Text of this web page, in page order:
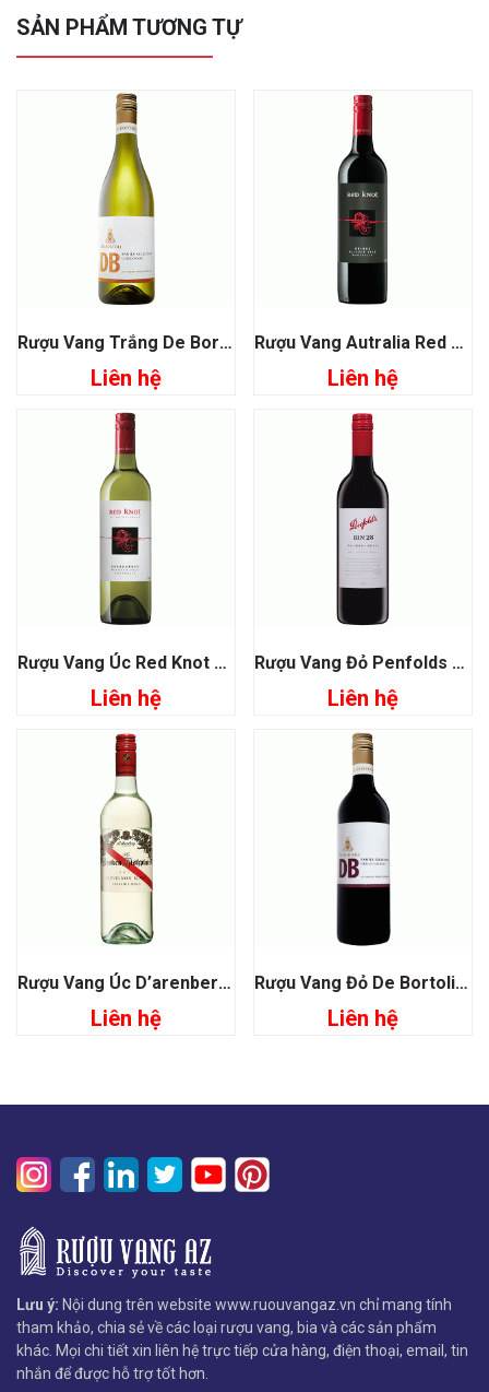
SẢN PHẨM TƯƠNG TỰ
Rượu Vang Trắng De Bortoli DB Family Selection Chardonnay
Liên hệ
Rượu Vang Autralia Red Knot Shiraz
Liên hệ
Rượu Vang Úc Red Knot Chardonnay
Liên hệ
Rượu Vang Đỏ Penfolds Bin 28 Kalimna Shiraz
Liên hệ
Rượu Vang Úc D’arenberg The Broken Fishplate Sauvignon Blanc
Liên hệ
Rượu Vang Đỏ De Bortoli Family Selection Shiraz Cabernet
Liên hệ
Lưu ý: Nội dung trên website www.ruouvangaz.vn chỉ mang tính
tham khảo, chia sẻ về các loại rượu vang, bia và các sản phẩm
khác. Mọi chi tiết xin liên hệ trực tiếp cửa hàng, điện thoại, email, tin
nhắn để được hỗ trợ tốt hơn.